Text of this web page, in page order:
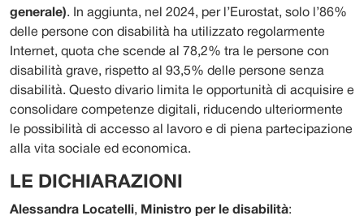
generale). In aggiunta, nel 2024, per l’Eurostat, solo l’86%
delle persone con disabilità ha utilizzato regolarmente
Internet, quota che scende al 78,2% tra le persone con
disabilità grave, rispetto al 93,5% delle persone senza
disabilità. Questo divario limita le opportunità di acquisire e
consolidare competenze digitali, riducendo ulteriormente
le possibilità di accesso al lavoro e di piena partecipazione
alla vita sociale ed economica.
LE DICHIARAZIONI
Alessandra Locatelli, Ministro per le disabilità: